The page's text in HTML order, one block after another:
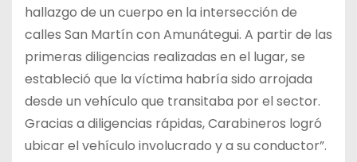
hallazgo de un cuerpo en la intersección de
calles San Martín con Amunátegui. A partir de las
primeras diligencias realizadas en el lugar, se
estableció que la víctima habría sido arrojada
desde un vehículo que transitaba por el sector.
Gracias a diligencias rápidas, Carabineros logró
ubicar el vehículo involucrado y a su conductor”.